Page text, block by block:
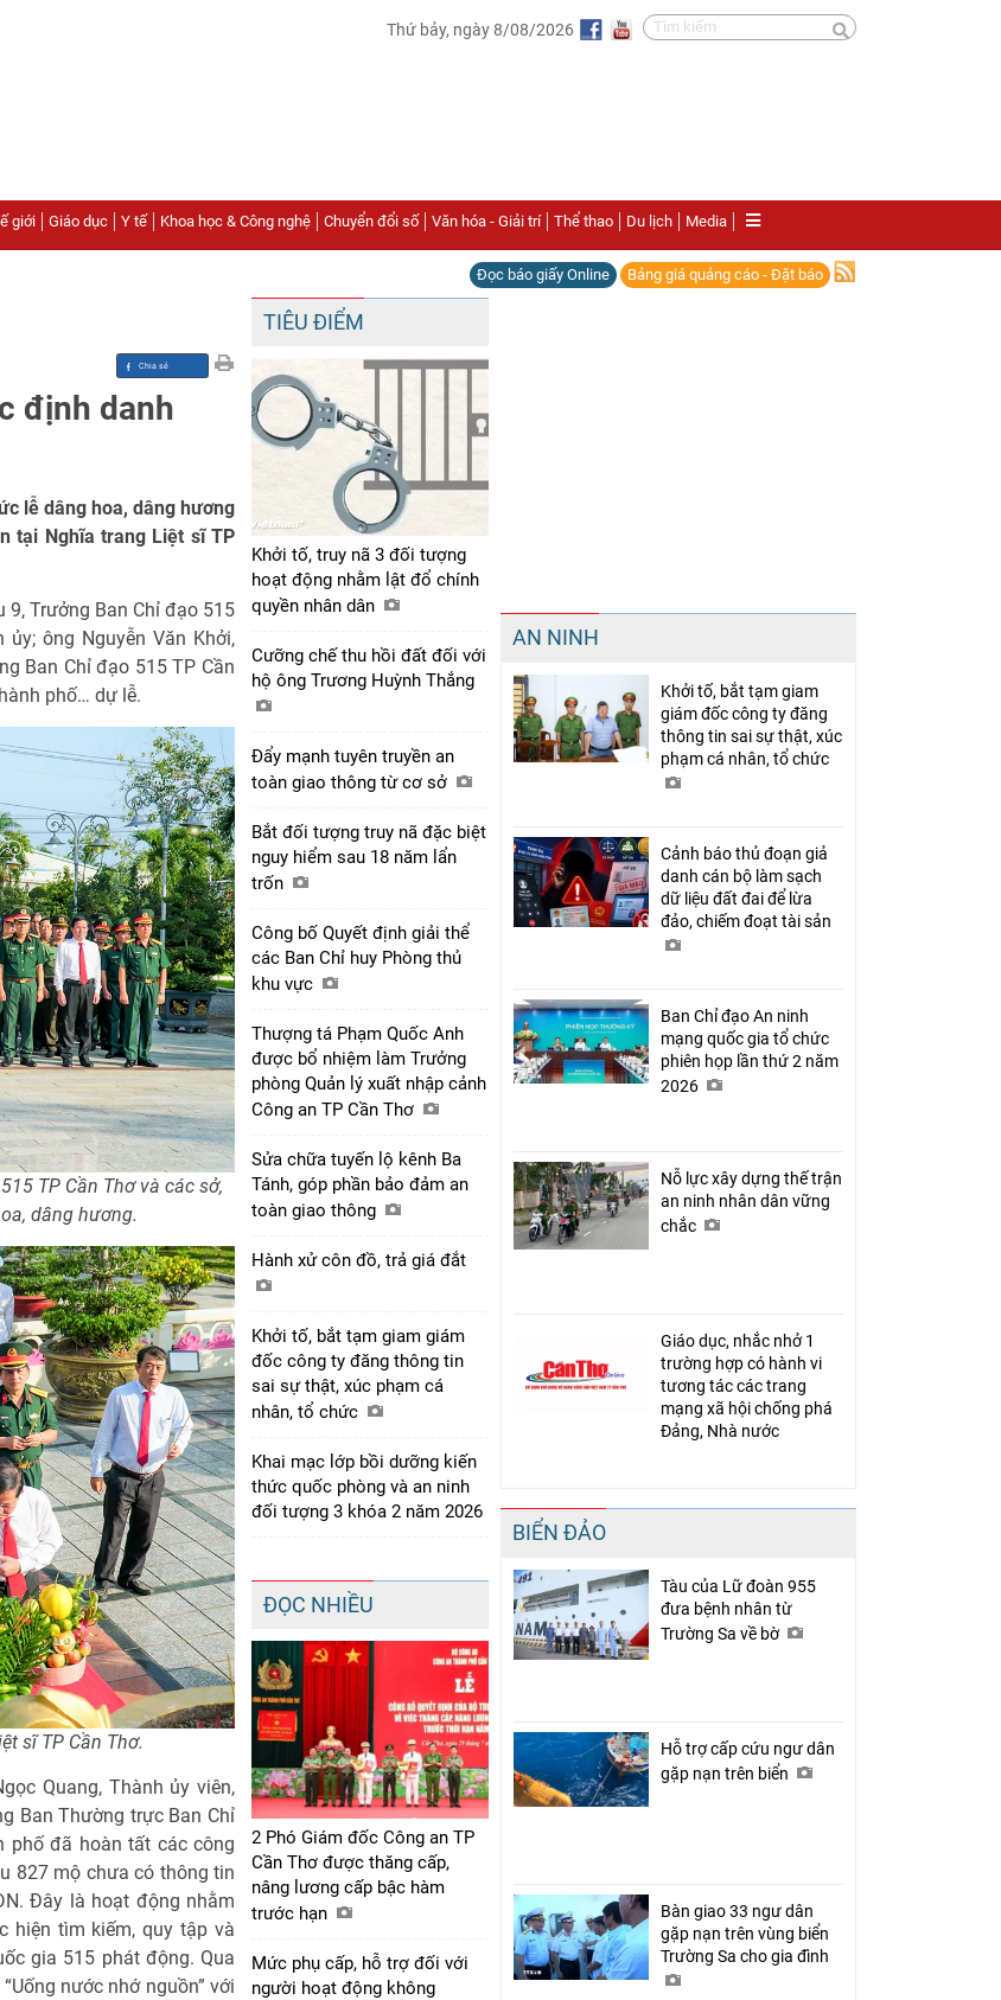
Thứ bảy, ngày 8/08/2026
giới Giáo dục Y tế Khoa học & Công nghệ Chuyển đổi số Văn hóa - Giải trí Thể thao Du lịch Media
Đọc báo giấy Online Bảng giá quảng cáo - Đặt báo
Chia sẻ
định danh
lễ dâng hoa, dâng hương
tại Nghĩa trang Liệt sĩ TP
9, Trưởng Ban Chỉ đạo 515
ủy; ông Nguyễn Văn Khởi,
Ban Chỉ đạo 515 TP Cần
phố… dự lễ.
TP Cần Thơ và các sở,
dâng hương.
sĩ TP Cần Thơ.
Quang, Thành ủy viên,
Ban Thường trực Ban Chỉ
phố đã hoàn tất các công
827 mộ chưa có thông tin
Đây là hoạt động nhằm
hiện tìm kiếm, quy tập và
gia 515 phát động. Qua
nước nhớ nguồn” với
TIÊU ĐIỂM
Khởi tố, truy nã 3 đối tượng
hoạt động nhằm lật đổ chính
quyền nhân dân
Cưỡng chế thu hồi đất đối với
hộ ông Trương Huỳnh Thắng
Đẩy mạnh tuyên truyền an
toàn giao thông từ cơ sở
Bắt đối tượng truy nã đặc biệt
nguy hiểm sau 18 năm lẩn
trốn
Công bố Quyết định giải thể
các Ban Chỉ huy Phòng thủ
khu vực
Thượng tá Phạm Quốc Anh
được bổ nhiệm làm Trưởng
phòng Quản lý xuất nhập cảnh
Công an TP Cần Thơ
Sửa chữa tuyến lộ kênh Ba
Tánh, góp phần bảo đảm an
toàn giao thông
Hành xử côn đồ, trả giá đắt
Khởi tố, bắt tạm giam giám
đốc công ty đăng thông tin
sai sự thật, xúc phạm cá
nhân, tổ chức
Khai mạc lớp bồi dưỡng kiến
thức quốc phòng và an ninh
đối tượng 3 khóa 2 năm 2026
ĐỌC NHIỀU
2 Phó Giám đốc Công an TP
Cần Thơ được thăng cấp,
nâng lương cấp bậc hàm
trước hạn
Mức phụ cấp, hỗ trợ đối với
người hoạt động không
AN NINH
Khởi tố, bắt tạm giam
giám đốc công ty đăng
thông tin sai sự thật, xúc
phạm cá nhân, tổ chức
Cảnh báo thủ đoạn giả
danh cán bộ làm sạch
dữ liệu đất đai để lừa
đảo, chiếm đoạt tài sản
Ban Chỉ đạo An ninh
mạng quốc gia tổ chức
phiên họp lần thứ 2 năm
2026
Nỗ lực xây dựng thế trận
an ninh nhân dân vững
chắc
Giáo dục, nhắc nhở 1
trường hợp có hành vi
tương tác các trang
mạng xã hội chống phá
Đảng, Nhà nước
BIỂN ĐẢO
Tàu của Lữ đoàn 955
đưa bệnh nhân từ
Trường Sa về bờ
Hỗ trợ cấp cứu ngư dân
gặp nạn trên biển
Bàn giao 33 ngư dân
gặp nạn trên vùng biển
Trường Sa cho gia đình